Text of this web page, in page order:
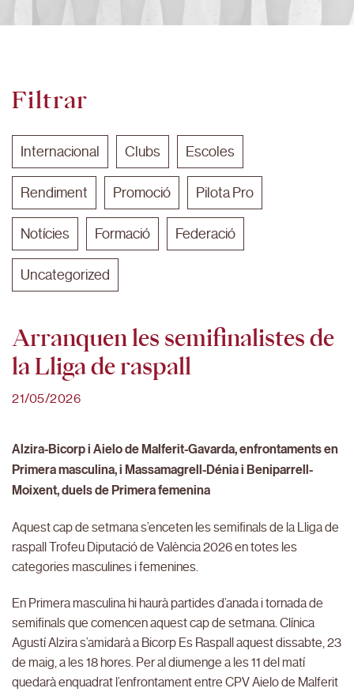
Filtrar
Internacional Clubs Escoles
Rendiment Promoció Pilota Pro
Notícies Formació Federació
Uncategorized
Arranquen les semifinalistes de
la Lliga de raspall
21/05/2026
Alzira-Bicorp i Aielo de Malferit-Gavarda, enfrontaments en
Primera masculina, i Massamagrell-Dénia i Beniparrell-
Moixent, duels de Primera femenina
Aquest cap de setmana s’enceten les semifinals de la Lliga de
raspall Trofeu Diputació de València 2026 en totes les
categories masculines i femenines.
En Primera masculina hi haurà partides d’anada i tornada de
semifinals que comencen aquest cap de setmana. Clínica
Agustí Alzira s’amidarà a Bicorp Es Raspall aquest dissabte, 23
de maig, a les 18 hores. Per al diumenge a les 11 del matí
quedarà enquadrat l’enfrontament entre CPV Aielo de Malferit